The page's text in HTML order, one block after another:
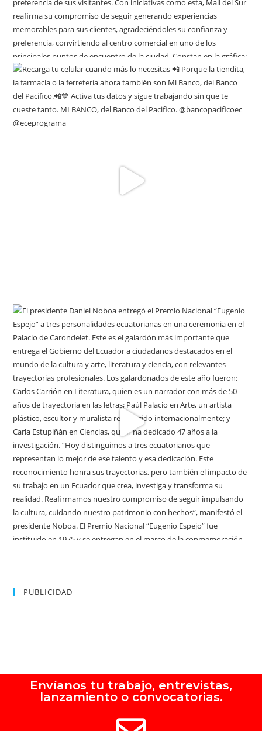
PUBLICIDAD
Envíanos tu trabajo, entrevistas,
lanzamiento o convocatorias.